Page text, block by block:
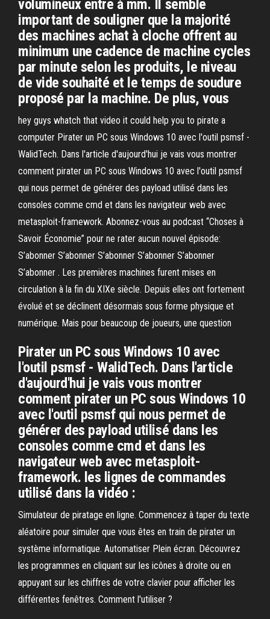
volumineux entre à mm. Il semble
important de souligner que la majorité
des machines achat à cloche offrent au
minimum une cadence de machine cycles
par minute selon les produits, le niveau
de vide souhaité et le temps de soudure
proposé par la machine. De plus, vous
hey guys whatch that video it could help you to pirate a
computer Pirater un PC sous Windows 10 avec l'outil psmsf -
WalidTech. Dans l'article d'aujourd'hui je vais vous montrer
comment pirater un PC sous Windows 10 avec l'outil psmsf
qui nous permet de générer des payload utilisé dans les
consoles comme cmd et dans les navigateur web avec
metasploit-framework. Abonnez-vous au podcast “Choses à
Savoir Économie” pour ne rater aucun nouvel épisode:
S’abonner S’abonner S’abonner S’abonner S’abonner
S’abonner . Les premières machines furent mises en
circulation à la fin du XIXe siècle. Depuis elles ont fortement
évolué et se déclinent désormais sous forme physique et
numérique. Mais pour beaucoup de joueurs, une question
Pirater un PC sous Windows 10 avec
l'outil psmsf - WalidTech. Dans l'article
d'aujourd'hui je vais vous montrer
comment pirater un PC sous Windows 10
avec l'outil psmsf qui nous permet de
générer des payload utilisé dans les
consoles comme cmd et dans les
navigateur web avec metasploit-
framework. les lignes de commandes
utilisé dans la vidéo :
Simulateur de piratage en ligne. Commencez à taper du texte
aléatoire pour simuler que vous êtes en train de pirater un
système informatique. Automatiser Plein écran. Découvrez
les programmes en cliquant sur les icônes à droite ou en
appuyant sur les chiffres de votre clavier pour afficher les
différentes fenêtres. Comment l'utiliser ?